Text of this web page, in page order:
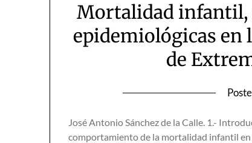
Mortalidad infantil,
epidemiológicas en
de
José Antonio Sánchez de la Calle. 1.-
compor­tamiento de la mortalidad infantil